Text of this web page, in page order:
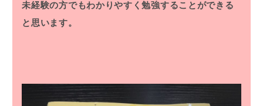
未経験の方でもわかりやすく勉強することができる
と思います。